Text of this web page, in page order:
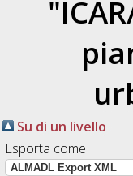
Su di un livello
Esporta come